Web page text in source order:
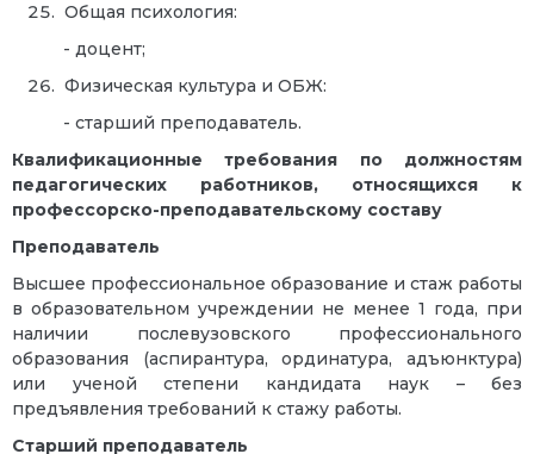
Общая психология:
- доцент;
Физическая культура и ОБЖ:
- старший преподаватель.
Квалификационные требования по должностям
педагогических работников, относящихся к
профессорско-преподавательскому составу
Преподаватель
Высшее профессиональное образование и стаж работы
в образовательном учреждении не менее 1 года, при
наличии послевузовского профессионального
образования (аспирантура, ординатура, адъюнктура)
или ученой степени кандидата наук – без
предъявления требований к стажу работы.
Старший преподаватель